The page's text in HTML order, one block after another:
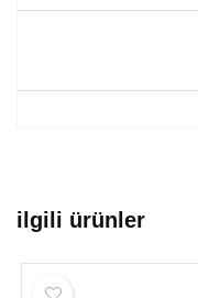
ilgili ürünler